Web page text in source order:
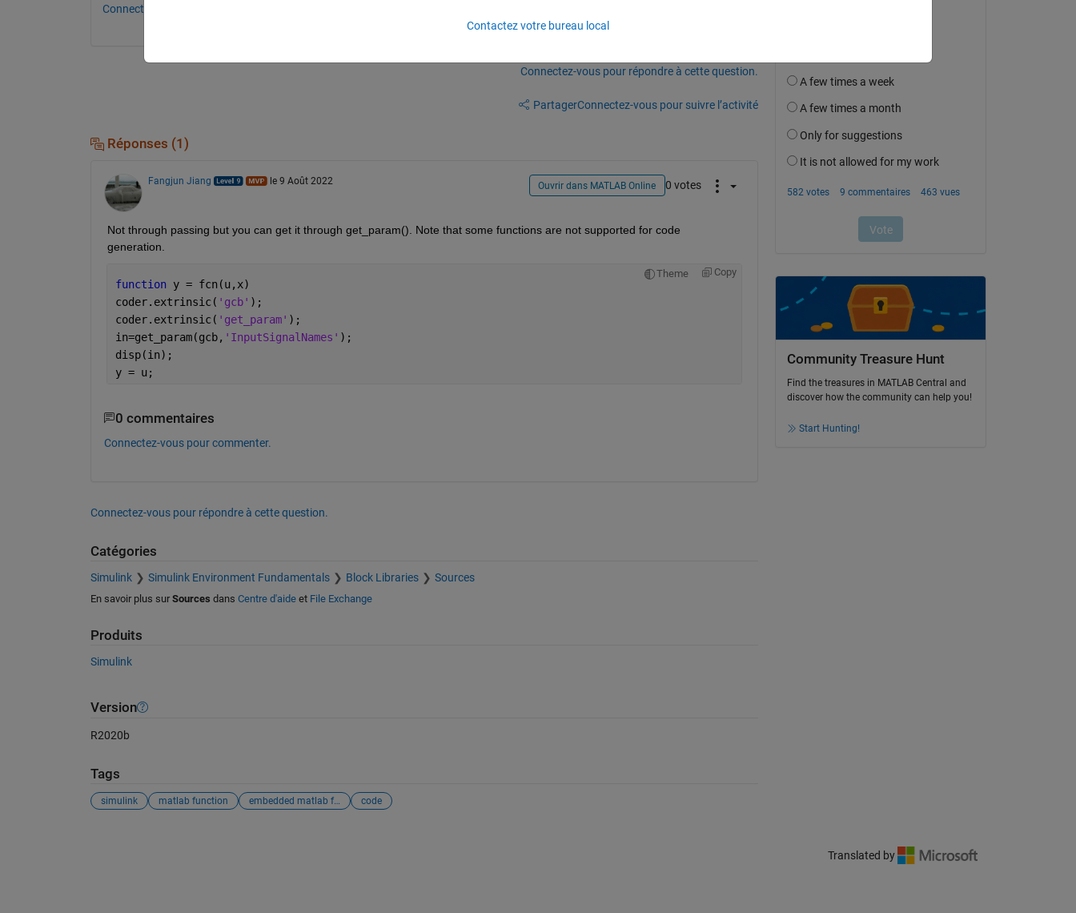
Connectez-vous pour commenter.
Connectez-vous pour répondre à cette question.
PartagerConnectez-vous pour suivre l’activité
Réponses (1)
Fangjun Jiang le 9 Août 2022 Ouvrir dans MATLAB Online 0 votes
Not through passing but you can get it through get_param(). Note that some functions are not supported for code
generation.
Theme Copy
function y = fcn(u,x)
coder.extrinsic( 'gcb' );
coder.extrinsic( 'get_param' );
in=get_param(gcb, 'InputSignalNames' );
disp(in);
y = u;
0 commentaires
Connectez-vous pour commenter.
Connectez-vous pour répondre à cette question.
Catégories
Simulink Simulink Environment Fundamentals Block Libraries Sources
En savoir plus sur Sources dans Centre d'aideet File Exchange
Produits
Simulink
Version
R2020b
Tags
simulink matlab function embedded matlab function code
Community Treasure Hunt
Find the treasures in MATLAB Central and
discover how the community can help you!
Start Hunting!
Translated by
Contactez votre bureau local